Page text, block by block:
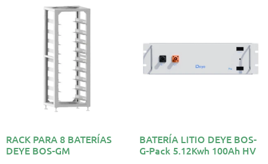
RACK PARA 8 BATERÍAS
DEYE BOS-GM
BATERÍA LITIO DEYE BOS-
G-Pack 5.12Kwh 100Ah HV